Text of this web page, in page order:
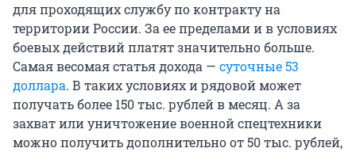
для проходящих службу по контракту на
территории России. За ее пределами и в условиях
боевых действий платят значительно больше.
Самая весомая статья дохода — суточные 53
доллара. В таких условиях и рядовой может
получать более 150 тыс. рублей в месяц. А за
захват или уничтожение военной спецтехники
можно получить дополнительно от 50 тыс. рублей,